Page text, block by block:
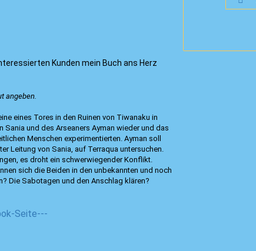
Kunden mein Buch ans Herz
angeben.
eines Tores in den Ruinen von Tiwanaku in
Sania und des Arseaners Ayman wieder und das
Menschen experimentierten. Ayman soll
Leitung von Sania, auf Terraqua untersuchen.
es droht ein schwerwiegender Konflikt.
sich die Beiden in den unbekannten und noch
Die Sabotagen und den Anschlag klären?
Seite---